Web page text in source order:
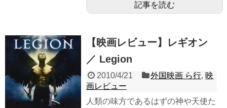
記事を読む
【映画レビュー】レギオン
／ Legion
2010/4/21 外国映画 ら行, 映
画レビュー
人類の味方であるはずの神や天使た